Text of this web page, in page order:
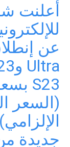
أعلنت
(السعر